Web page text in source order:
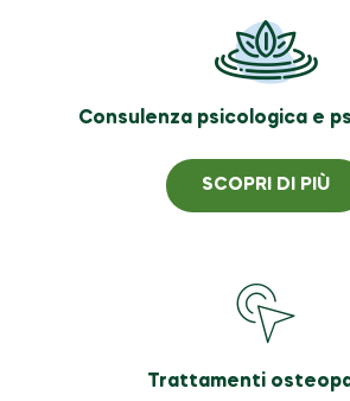
Consulenza psicologica e
SCOPRI DI PIÙ
Trattamenti